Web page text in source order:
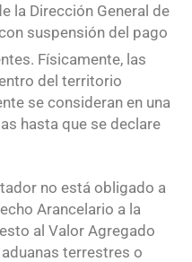
la Dirección General de
suspensión del pago
. Físicamente, las
del territorio
se consideran en una
hasta que se declare
no está obligado a
Arancelario a la
al Valor Agregado
terrestres o